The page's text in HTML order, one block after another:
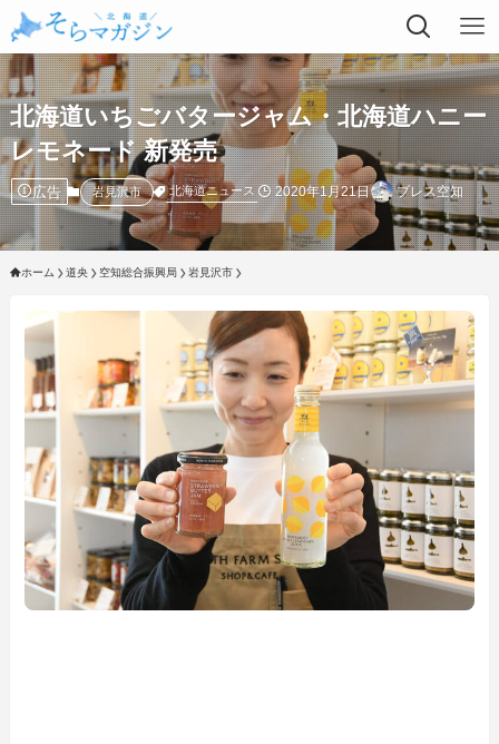
北海道いちごバタージャム・北海道ハニー
レモネード 新発売
広告 岩見沢市 北海道ニュース 2020年1月21日 プレス空知
ホーム 道央 空知総合振興局 岩見沢市